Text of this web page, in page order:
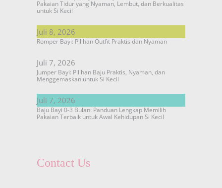
Pakaian Tidur yang Nyaman, Lembut, dan Berkualitas
untuk Si Kecil
Juli 8, 2026
Romper Bayi: Pilihan Outfit Praktis dan Nyaman
Juli 7, 2026
Jumper Bayi: Pilihan Baju Praktis, Nyaman, dan
Menggemaskan untuk Si Kecil
Juli 7, 2026
Baju Bayi 0-3 Bulan: Panduan Lengkap Memilih
Pakaian Terbaik untuk Awal Kehidupan Si Kecil
Contact Us